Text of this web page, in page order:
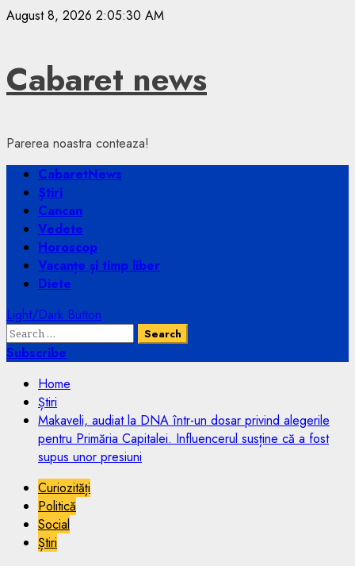
Skip
August 8, 2026 2:05:31 AM
Cabaret news
Parerea noastra conteaza!
Primary
Menu
CabaretNews
Știri
Cancan
Vedete
Horoscop
Vacanțe și timp liber
Diete
Light/Dark Button
Search
for:
Subscribe
Home
Știri
Makaveli, audiat la DNA într-un dosar privind alegerile
pentru Primăria Capitalei. Influencerul susține că a fost
supus unor presiuni
Curiozități
Politică
Social
Știri